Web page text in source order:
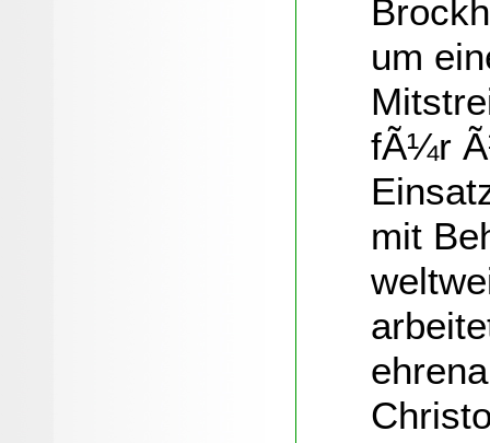
um
fÃ¼r
mit